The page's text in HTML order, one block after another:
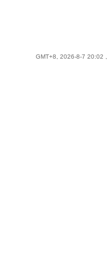
GMT+8, 2026-8-7 20:02